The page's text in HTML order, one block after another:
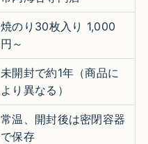
焼のり30枚入り 1,000
円～
未開封で約1年（商品に
より異なる）
常温、開封後は密閉容器
で保存